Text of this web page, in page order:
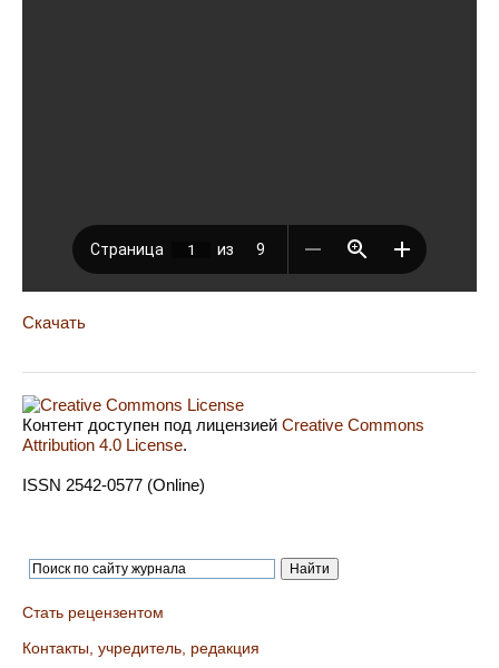
Скачать
Контент доступен под лицензией Creative Commons
Attribution 4.0 License.
ISSN 2542-0577 (Online)
Стать рецензентом
Контакты, учредитель, редакция